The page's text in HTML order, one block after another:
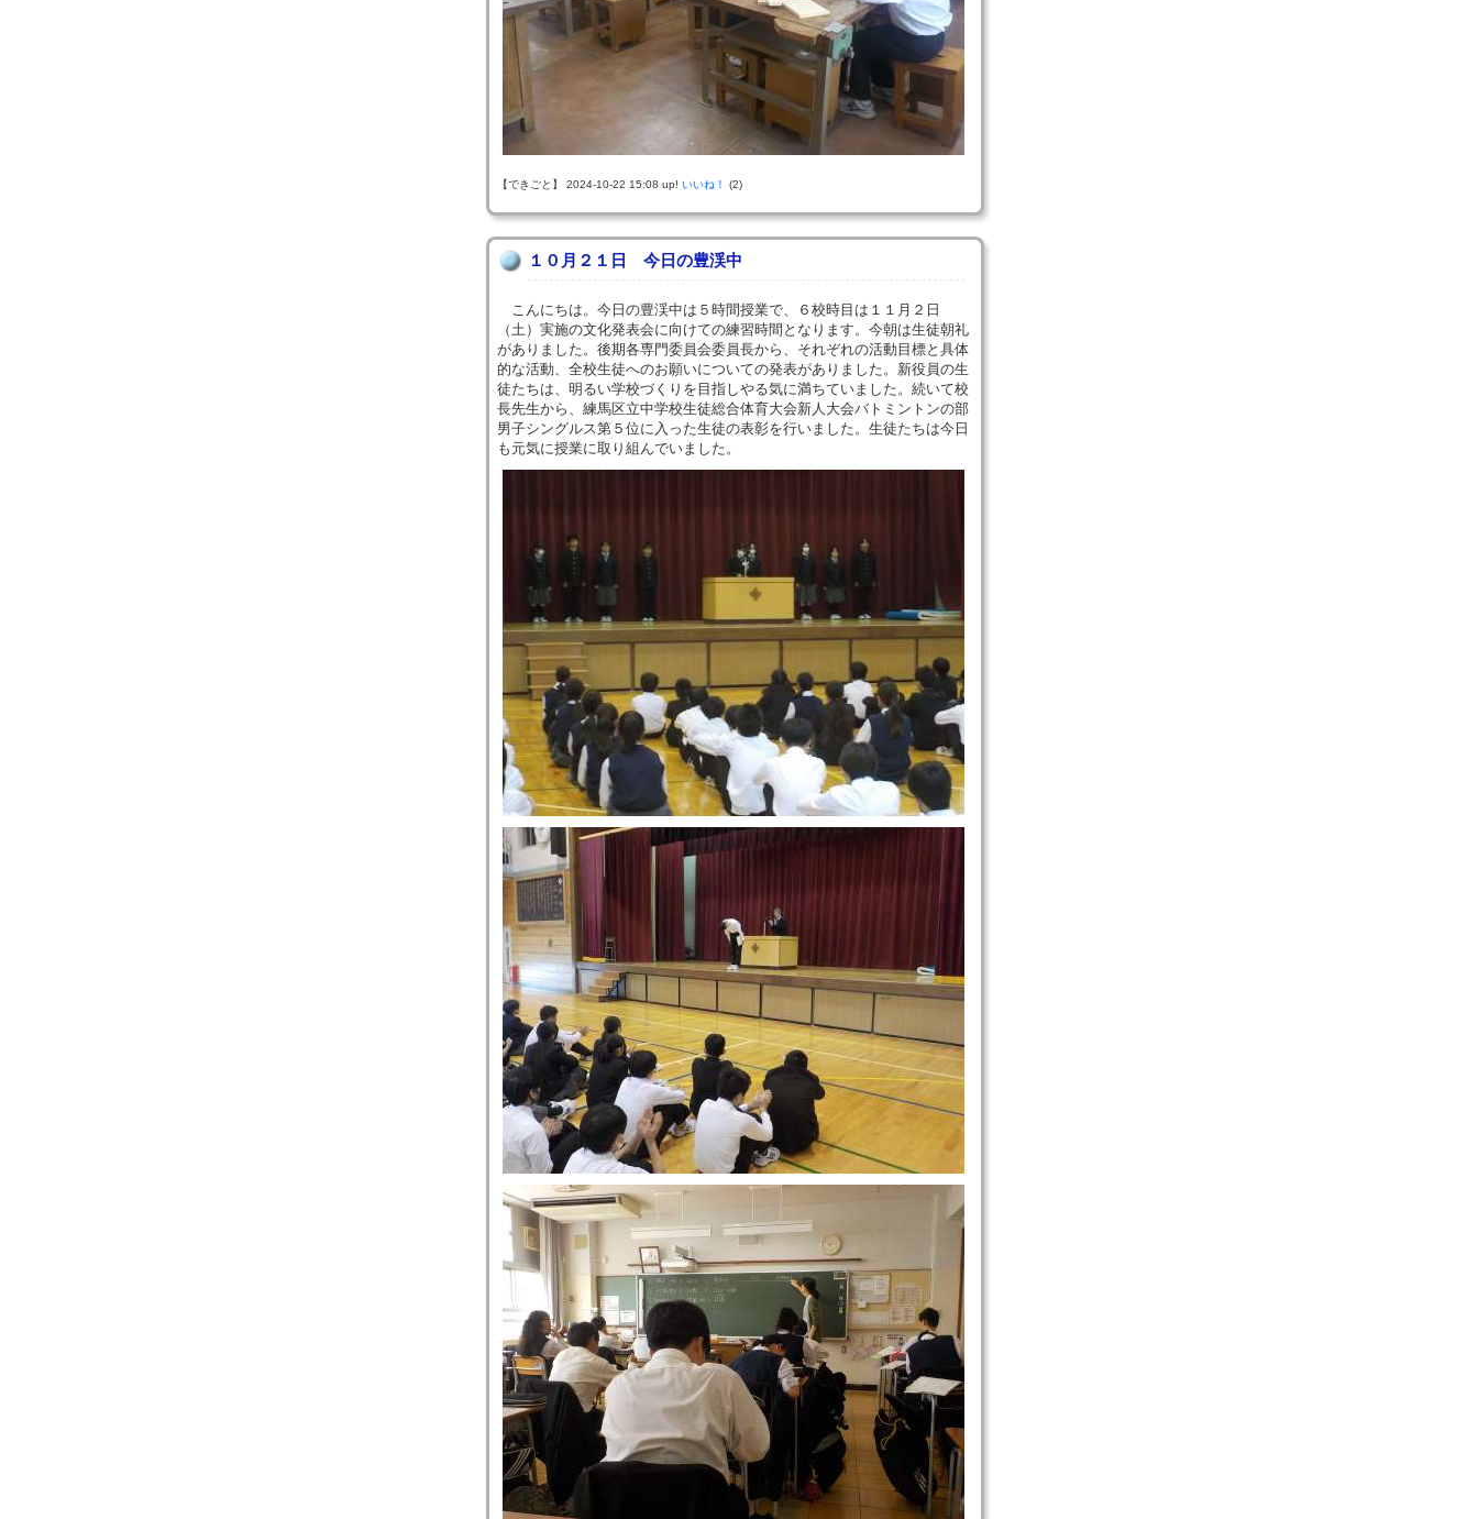
【できごと】 2024-10-22 15:08 up! いいね！ (2)
１０月２１日 今日の豊渓中
こんにちは。今日の豊渓中は５時間授業で、６校時目は１１月２日
（土）実施の文化発表会に向けての練習時間となります。今朝は生徒朝礼
がありました。後期各専門委員会委員長から、それぞれの活動目標と具体
的な活動、全校生徒へのお願いについての発表がありました。新役員の生
徒たちは、明るい学校づくりを目指しやる気に満ちていました。続いて校
長先生から、練馬区立中学校生徒総合体育大会新人大会バトミントンの部
男子シングルス第５位に入った生徒の表彰を行いました。生徒たちは今日
も元気に授業に取り組んでいました。